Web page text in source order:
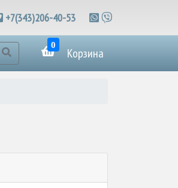
+7(343)206-40-53
0
Корзина